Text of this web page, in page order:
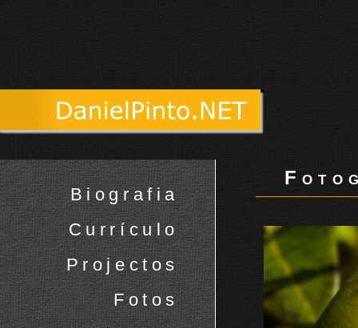
Biografia
Currículo
Projectos
Fotos